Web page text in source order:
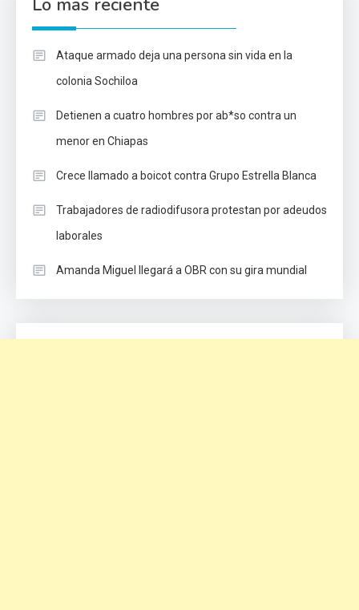
Lo mas reciente
Ataque armado deja una persona sin vida en la
colonia Sochiloa
Detienen a cuatro hombres por ab*so contra un
menor en Chiapas
Crece llamado a boicot contra Grupo Estrella Blanca
Trabajadores de radiodifusora protestan por adeudos
laborales
Amanda Miguel llegará a OBR con su gira mundial